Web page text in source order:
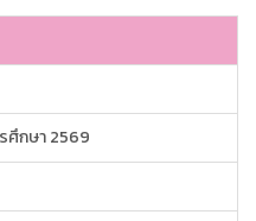
ศึกษา 2569